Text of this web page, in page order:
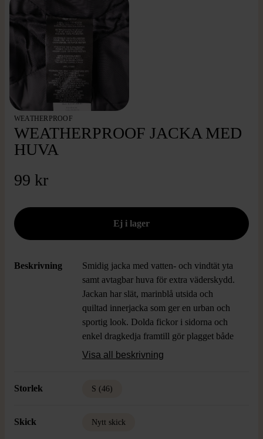
WEATHERPROOF
WEATHERPROOF JACKA MED
HUVA
99 kr
Beskrivning
Smidig jacka med vatten- och vindtät yta
samt avtagbar huva för extra väderskydd.
Jackan har slät, marinblå utsida och
quiltad innerjacka som ger en urban och
sportig look. Dolda fickor i sidorna och
enkel dragkedja framtill gör plagget både
praktiskt och stilrent. Perfekt för dig som
Visa all beskrivning
Storlek S (46)
Skick Nytt skick